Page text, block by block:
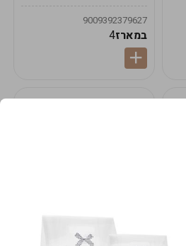
9009392379627
במארז4